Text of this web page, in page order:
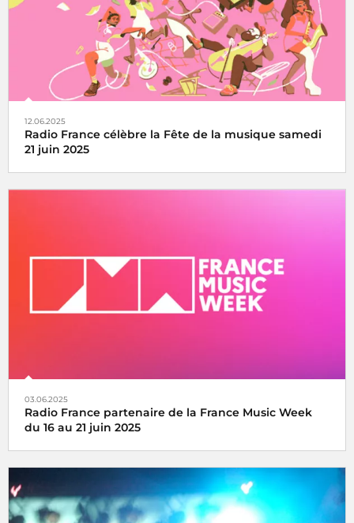
12.06.2025
Radio France célèbre la Fête de la musique samedi
21 juin 2025
03.06.2025
Radio France partenaire de la France Music Week
du 16 au 21 juin 2025
Une semaine internationale dédiée à la musique du 16 au
21 juin 2025